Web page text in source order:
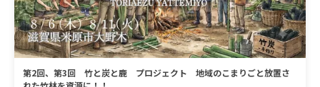
第2回、第3回 竹と炭と鹿 プロジェクト 地域のこまりごと放置さ